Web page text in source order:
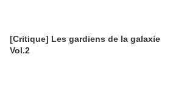
[Critique] Les gardiens de la galaxie
Vol.2